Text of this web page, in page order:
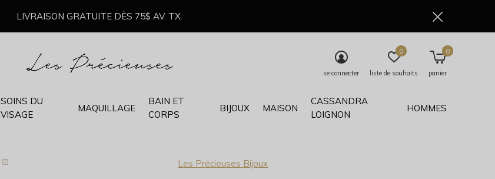
SOINS DU
VISAGE
MAQUILLAGE
BAIN ET
CORPS
BIJOUX MAISON
CASSANDRA
LOIGNON
HOMMES
se connecter liste de souhaits
0
panier
0
LIVRAISON GRATUITE DÈS 75$ AV. TX.
Les Précieuses Bijoux